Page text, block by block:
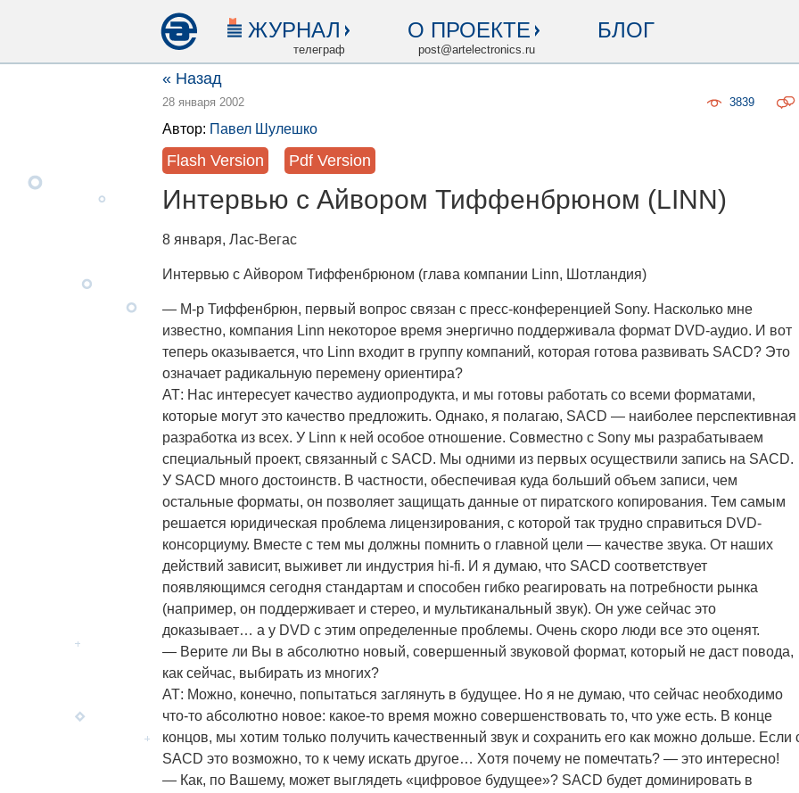
ЖУРНАЛ
телеграф
О ПРОЕКТЕ
post@artelectronics.ru
БЛОГ
« Назад
28 января 2002 3839
Автор: Павел Шулешко
Flash Version Pdf Version
Интервью с Айвором Тиффенбрюном (LINN)
8 января, Лас-Вегас
Интервью с Айвором Тиффенбрюном (глава компании Linn, Шотландия)
— М-р Тиффенбрюн, первый вопрос связан с пресс-конференцией Sony. Насколько мне
известно, компания Linn некоторое время энергично поддерживала формат DVD-аудио. И вот
теперь оказывается, что Linn входит в группу компаний, которая готова развивать SACD? Это
означает радикальную перемену ориентира?
АТ: Нас интересует качество аудиопродукта, и мы готовы работать со всеми форматами,
которые могут это качество предложить. Однако, я полагаю, SACD — наиболее перспективная
разработка из всех. У Linn к ней особое отношение. Совместно с Sony мы разрабатываем
специальный проект, связанный с SACD. Мы одними из первых осуществили запись на SACD.
У SACD много достоинств. В частности, обеспечивая куда больший объем записи, чем
остальные форматы, он позволяет защищать данные от пиратского копирования. Тем самым
решается юридическая проблема лицензирования, с которой так трудно справиться DVD-
консорциуму. Вместе с тем мы должны помнить о главной цели — качестве звука. От наших
действий зависит, выживет ли индустрия hi-fi. И я думаю, что SACD соответствует
появляющимся сегодня стандартам и способен гибко реагировать на потребности рынка
(например, он поддерживает и стерео, и мультиканальный звук). Он уже сейчас это
доказывает… а у DVD с этим определенные проблемы. Очень скоро люди все это оценят.
— Верите ли Вы в абсолютно новый, совершенный звуковой формат, который не даст повода,
как сейчас, выбирать из многих?
АТ: Можно, конечно, попытаться заглянуть в будущее. Но я не думаю, что сейчас необходимо
что-то абсолютно новое: какое-то время можно совершенствовать то, что уже есть. В конце
концов, мы хотим только получить качественный звук и сохранить его как можно дольше. Если
SACD это возможно, то к чему искать другое… Хотя почему не помечтать? — это интересно!
— Как, по Вашему, может выглядеть «цифровое будущее»? SACD будет доминировать в